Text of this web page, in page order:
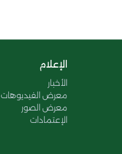
الإعلام
الأخبار
معرض الفيديوهات
معرض الصور
الإعتمادات